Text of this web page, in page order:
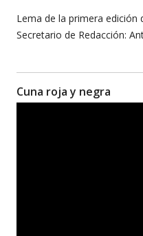
Lema de la primera edición
Secretario de Redacción:
Cuna roja y negra